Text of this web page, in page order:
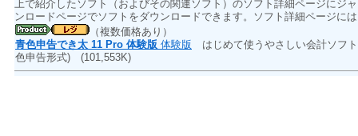
上で紹介したソフト（およびその関連ソフト）のソフト詳細ページにジ
ンロードページでソフトをダウンロードできます。ソフト詳細ページに
（複数価格あり）
青色申告でき太 11 Pro 体験版 体験版 はじめて使うやさしい会計ソフ
色申告形式) (101,553K)